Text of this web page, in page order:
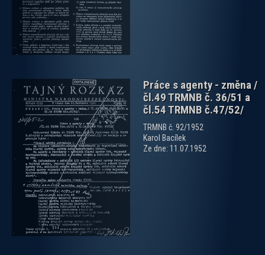
Práce s agenty - změna /
čl.49 TRMNB č. 36/51 a
čl.54 TRMNB č.47/52/
TRMNB č. 92/1952
Karol Bacílek
Ze dne: 11.07.1952
zobrazit PDF dokument